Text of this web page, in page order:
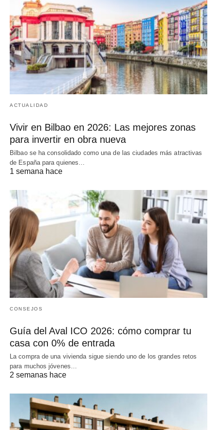
ACTUALIDAD
Vivir en Bilbao en 2026: Las mejores zonas
para invertir en obra nueva
Bilbao se ha consolidado como una de las ciudades más atractivas
de España para quienes…
1 semana hace
CONSEJOS
Guía del Aval ICO 2026: cómo comprar tu
casa con 0% de entrada
La compra de una vivienda sigue siendo uno de los grandes retos
para muchos jóvenes…
2 semanas hace